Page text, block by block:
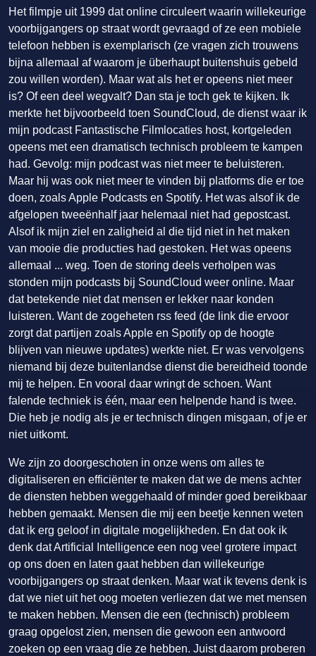
Het filmpje uit 1999 dat online circuleert waarin willekeurige
voorbijgangers op straat wordt gevraagd of ze een mobiele
telefoon hebben is exemplarisch (ze vragen zich trouwens
bijna allemaal af waarom je überhaupt buitenshuis gebeld
zou willen worden). Maar wat als het er opeens niet meer
is? Of een deel wegvalt? Dan sta je toch gek te kijken. Ik
merkte het bijvoorbeeld toen SoundCloud, de dienst waar ik
mijn podcast Fantastische Filmlocaties host, kortgeleden
opeens met een dramatisch technisch probleem te kampen
had. Gevolg: mijn podcast was niet meer te beluisteren.
Maar hij was ook niet meer te vinden bij platforms die er toe
doen, zoals Apple Podcasts en Spotify. Het was alsof ik de
afgelopen tweeënhalf jaar helemaal niet had gepostcast.
Alsof ik mijn ziel en zaligheid al die tijd niet in het maken
van mooie die producties had gestoken. Het was opeens
allemaal ... weg. Toen de storing deels verholpen was
stonden mijn podcasts bij SoundCloud weer online. Maar
dat betekende niet dat mensen er lekker naar konden
luisteren. Want de zogeheten rss feed (de link die ervoor
zorgt dat partijen zoals Apple en Spotify op de hoogte
blijven van nieuwe updates) werkte niet. Er was vervolgens
niemand bij deze buitenlandse dienst die bereidheid toonde
mij te helpen. En vooral daar wringt de schoen. Want
falende techniek is één, maar een helpende hand is twee.
Die heb je nodig als je er technisch dingen misgaan, of je er
niet uitkomt.
We zijn zo doorgeschoten in onze wens om alles te
digitaliseren en efficiënter te maken dat we de mens achter
de diensten hebben weggehaald of minder goed bereikbaar
hebben gemaakt. Mensen die mij een beetje kennen weten
dat ik erg geloof in digitale mogelijkheden. En dat ook ik
denk dat Artificial Intelligence een nog veel grotere impact
op ons doen en laten gaat hebben dan willekeurige
voorbijgangers op straat denken. Maar wat ik tevens denk is
dat we niet uit het oog moeten verliezen dat we met mensen
te maken hebben. Mensen die een (technisch) probleem
graag opgelost zien, mensen die gewoon een antwoord
zoeken op een vraag die ze hebben. Juist daarom proberen